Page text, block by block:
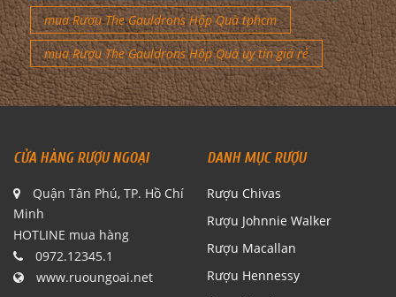
mua Rượu The Gauldrons Hộp Quà tphcm
mua Rượu The Gauldrons Hộp Quà uy tín giá rẻ
CỬA HÀNG RƯỢU NGOẠI
Quận Tân Phú, TP. Hồ Chí
Minh
HOTLINE mua hàng
0972.12345.1
www.ruoungoai.net
DANH MỤC RƯỢU
Rượu Chivas
Rượu Johnnie Walker
Rượu Macallan
Rượu Hennessy